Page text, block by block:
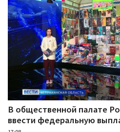
В общественной палате
ввести федеральную